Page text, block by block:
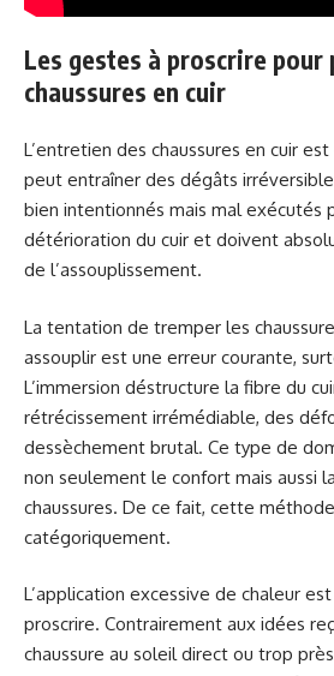
Les gestes à proscrire pour
chaussures en cuir
L’entretien des chaussures en cuir
peut entraîner des dégâts
bien intentionnés mais mal exécutés
détérioration du cuir et doivent
de l’assouplissement.
La tentation de tremper les
assouplir est une erreur courante,
L’immersion déstructure la fibre du
rétrécissement irrémédiable, des
dessèchement brutal. Ce type de
non seulement le confort mais aussi
chaussures. De ce fait, cette
catégoriquement.
L’application excessive de chaleur
proscrire. Contrairement aux idées
chaussure au soleil direct ou trop